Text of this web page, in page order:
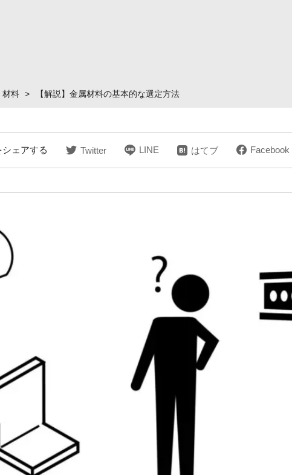
材料 > 【解説】金属材料の基本的な選定方法
ェアする Twitter LINE はてブ Facebook